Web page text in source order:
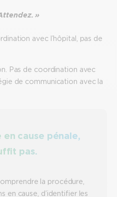
»
avec l’hôpital, pas de
Pas de coordination avec
de communication avec la
en cause pénale,
pas.
la procédure,
en cause, d’identifier les